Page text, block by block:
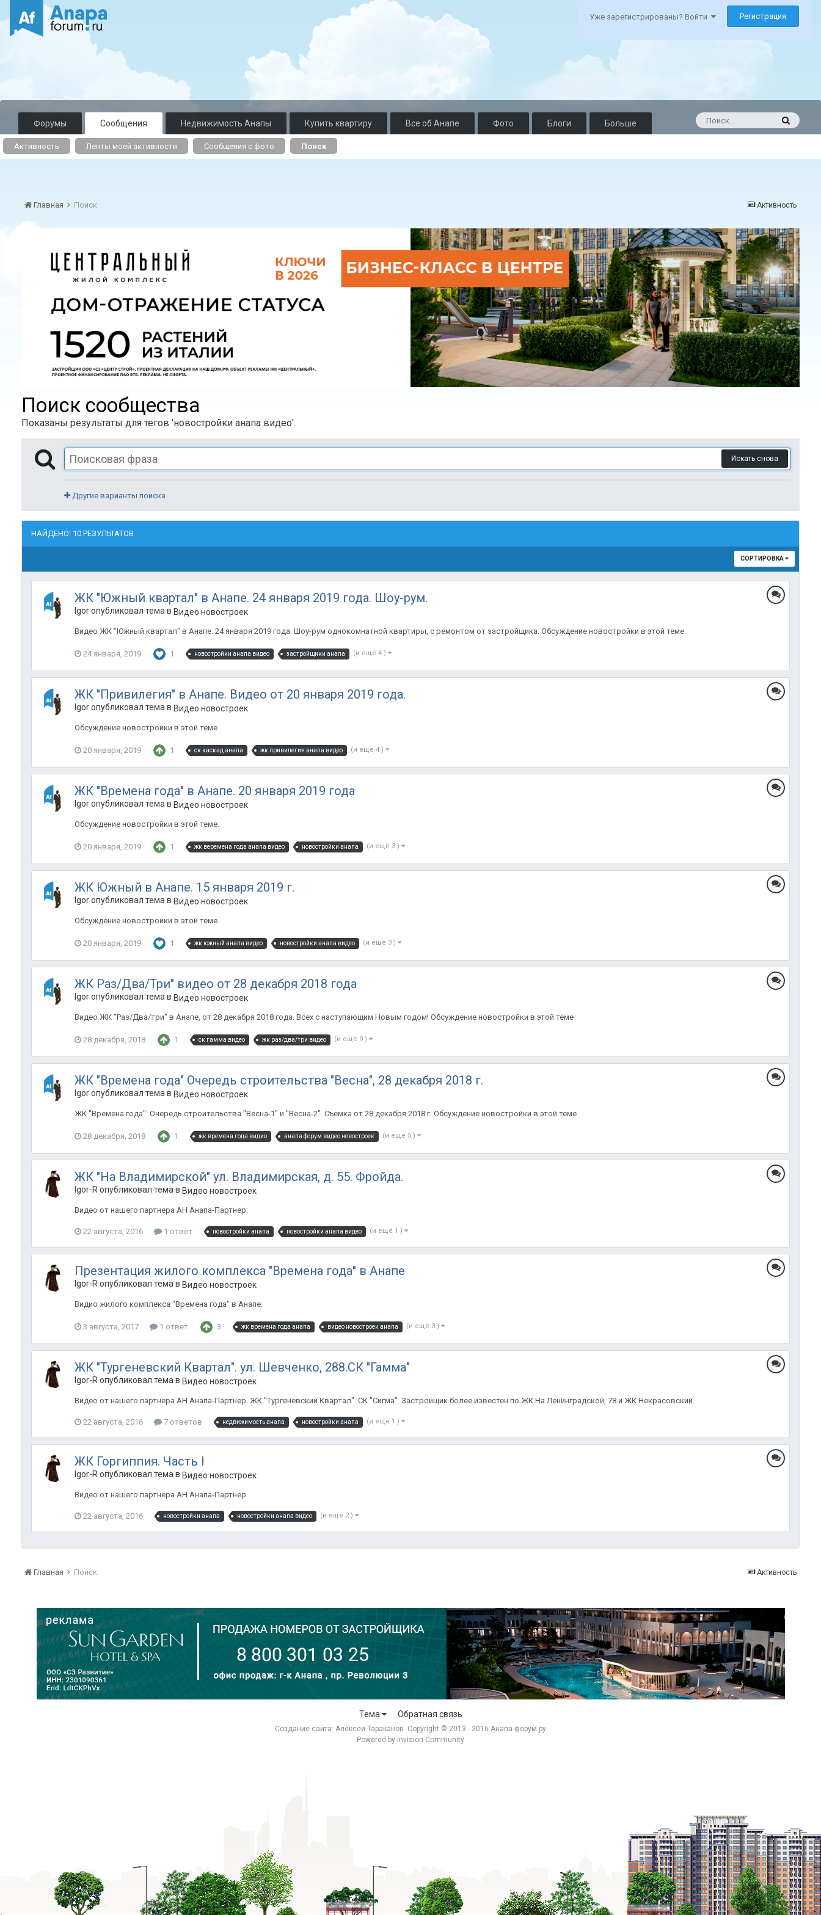
Уже зарегистрированы? Войти Регистрация
Форумы Сообщения
Активность Ленты моей активности Сообщения с фото Поиск
Недвижимость Анапы Купить квартиру Все об Анапе Фото Блоги Больше
Активность
Главная Поиск
Поиск сообщества
Показаны результаты для тегов 'новостройки анапа видео'.
Искать снова
Другие варианты поиска
НАЙДЕНО: 10 РЕЗУЛЬТАТОВ
СОРТИРОВКА
ЖК "Южный квартал" в Анапе. 24 января 2019 года. Шоу-рум.
Igor опубликовал тема в Видео новостроек
Видео ЖК "Южный квартал" в Анапе. 24 января 2019 года. Шоу-рум однокомнатной квартиры, с ремонтом от застройщика. Обсуждение новостройки в этой теме.
24 января, 2019 1 новостройки анапа видео застройщики анапа (и ещё 4 )
ЖК "Привилегия" в Анапе. Видео от 20 января 2019 года.
Igor опубликовал тема в Видео новостроек
Обсуждение новостройки в этой теме
20 января, 2019 1 ск каскад анапа жк привилегия анапа видео (и ещё 4 )
ЖК "Времена года" в Анапе. 20 января 2019 года
Igor опубликовал тема в Видео новостроек
Обсуждение новостройки в этой теме.
20 января, 2019 1 жк веремена года анапа видео новостройки анапа (и ещё 3 )
ЖК Южный в Анапе. 15 января 2019 г.
Igor опубликовал тема в Видео новостроек
Обсуждение новостройки в этой теме.
20 января, 2019 1 жк южный анапа видео новостройки анапа видео (и ещё 3 )
ЖК Раз/Два/Три" видео от 28 декабря 2018 года
Igor опубликовал тема в Видео новостроек
Видео ЖК "Раз/Два/три" в Анапе, от 28 декабря 2018 года. Всех с наступающим Новым годом! Обсуждение новостройки в этой теме
28 декабря, 2018 1 ск гамма видео жк раз/два/три видео (и ещё 9 )
ЖК "Времена года" Очередь строительства "Весна", 28 декабря 2018 г.
Igor опубликовал тема в Видео новостроек
ЖК "Времена года". Очередь строительства "Весна-1" и "Весна-2". Съемка от 28 декабря 2018 г. Обсуждение новостройки в этой теме
28 декабря, 2018 1 жк времена года видио анапа форум видео новостроек (и ещё 5 )
ЖК "На Владимирской" ул. Владимирская, д. 55. Фройда.
Igor-R опубликовал тема в Видео новостроек
Видео от нашего партнера АН Анапа-Партнер:
22 августа, 2016 1 ответ новостройки анапа новостройки анапа видео (и ещё 1 )
Презентация жилого комплекса "Времена года" в Анапе
Igor-R опубликовал тема в Видео новостроек
Видио жилого комплекса "Времена года" в Анапе:
3 августа, 2017 1 ответ 3 жк времена года анапа видео новостроек анапа (и ещё 3 )
ЖК "Тургеневский Квартал". ул. Шевченко, 288.СК "Гамма"
Igor-R опубликовал тема в Видео новостроек
Видео от нашего партнера АН Анапа-Партнер. ЖК "Тургеневский Квартал". СК "Сигма". Застройщик более известен по ЖК На Ленинградской, 78 и ЖК Некрасовский.
22 августа, 2016 7 ответов недвижимость анапа новостройки анапа (и ещё 1 )
ЖК Горгиппия. Часть I
Igor-R опубликовал тема в Видео новостроек
Видео от нашего партнера АН Анапа-Партнер
22 августа, 2016 новостройки анапа новостройки анапа видео (и ещё 2 )
Активность
Главная Поиск
Тема Обратная связь
Создание сайта: Алексей Тараканов. Copyright © 2013 - 2016 Анапа-форум.ру
Powered by Invision Community